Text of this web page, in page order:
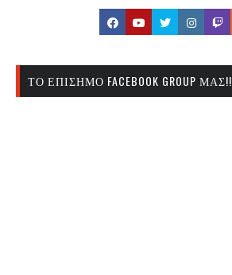
ΤΟ ΕΠΊΣΗΜΟ FACEBOOK GROUP ΜΑΣ!!